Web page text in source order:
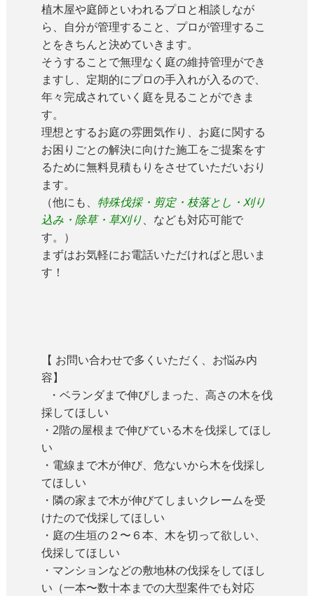
植木屋や庭師といわれるプロと相談しなが
ら、自分が管理すること、プロが管理するこ
とをきちんと決めていきます。
そうすることで無理なく庭の維持管理ができ
ますし、定期的にプロの手入れが入るので、
年々完成されていく庭を見ることができま
す。
理想とするお庭の雰囲気作り、お庭に関する
お困りごとの解決に向けた施工をご提案をす
るために無料見積もりをさせていただいおり
ます。
（他にも、 特殊伐採・剪定・枝落とし・刈り
込み・除草・草刈り、なども対応可能で
す。）
まずはお気軽にお電話いただければと思いま
す！
【 お問い合わせで多くいただく、お悩み内
容】
・ベランダまで伸びしまった、高さの木を伐
採してほしい
・2階の屋根まで伸びている木を伐採してほし
い
・電線まで木が伸び、危ないから木を伐採し
てほしい
・隣の家まで木が伸びてしまいクレームを受
けたので伐採してほしい
・庭の生垣の２〜６本、木を切って欲しい、
伐採してほしい
・マンションなどの敷地林の伐採をしてほし
い（一本〜数十本までの大型案件でも対応